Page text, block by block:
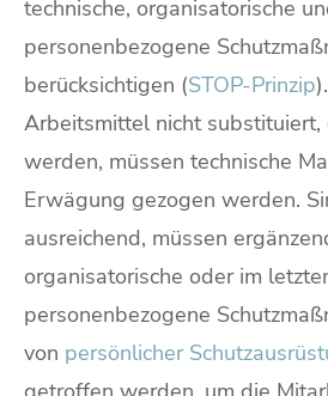
technische, organisatorische
personenbezogene
berücksichtigen (STOP-Prinzip
Arbeitsmittel nicht substituiert,
werden, müssen technische
Erwägung gezogen werden.
ausreichend, müssen
organisatorische oder im
personenbezogene
von persönlicher